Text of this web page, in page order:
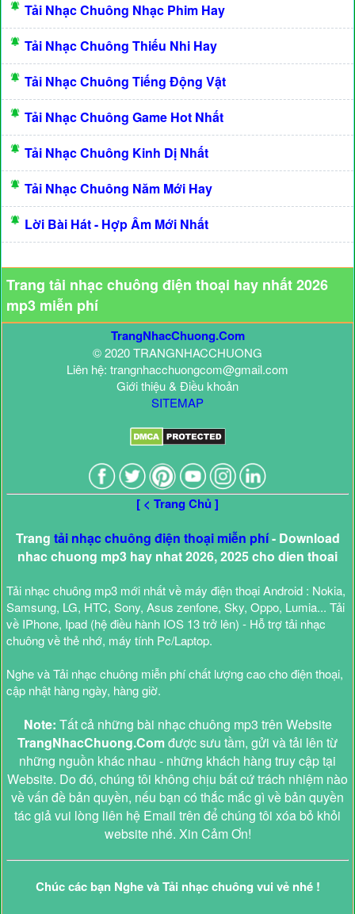
Tải Nhạc Chuông Nhạc Phim Hay
Tải Nhạc Chuông Thiếu Nhi Hay
Tải Nhạc Chuông Tiếng Động Vật
Tải Nhạc Chuông Game Hot Nhất
Tải Nhạc Chuông Kinh Dị Nhất
Tải Nhạc Chuông Năm Mới Hay
Lời Bài Hát - Hợp Âm Mới Nhất
Trang tải nhạc chuông điện thoại hay nhất 2026
mp3 miễn phí
TrangNhacChuong.Com
© 2020 TRANGNHACCHUONG
Liên hệ: trangnhacchuongcom@gmail.com
Giới thiệu & Điều khoản
SITEMAP
[ < Trang Chủ ]
Trang tải nhạc chuông điện thoại miễn phí- Download
nhac chuong mp3 hay nhat 2026, 2025 cho dien thoai
Tải nhạc chuông mp3 mới nhất về máy điện thoại Android : Nokia,
Samsung, LG, HTC, Sony, Asus zenfone, Sky, Oppo, Lumia... Tải
về IPhone, Ipad (hệ điều hành IOS 13 trở lên) - Hỗ trợ tải nhạc
chuông về thẻ nhớ, máy tính Pc/Laptop.
Nghe và Tải nhạc chuông miễn phí chất lượng cao cho điện thoại,
cập nhật hàng ngày, hàng giờ.
Note: Tất cả những bài nhạc chuông mp3 trên Website
TrangNhacChuong.Comđược sưu tầm, gửi và tải lên từ
những nguồn khác nhau - những khách hàng truy cập tại
Website. Do đó, chúng tôi không chịu bất cứ trách nhiệm nào
về vấn đề bản quyền, nếu bạn có thắc mắc gì về bản quyền
tác giả vui lòng liên hệ Email trên để chúng tôi xóa bỏ khỏi
website nhé. Xin Cảm Ơn!
Chúc các bạn Nghe và Tải nhạc chuông vui vẻ nhé !